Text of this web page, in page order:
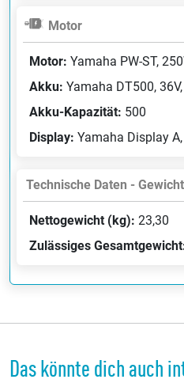
Motor
Motor: Yamaha PW-ST,
Akku: Yamaha DT500,
Akku-Kapazität: 500
Display: Yamaha Display
Technische Daten -
Nettogewicht (kg): 23,30
Zulässiges
Das könnte dich auch